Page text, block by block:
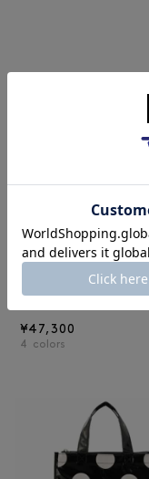
BARNEYS NEW YORK
¥47,300
4 colors